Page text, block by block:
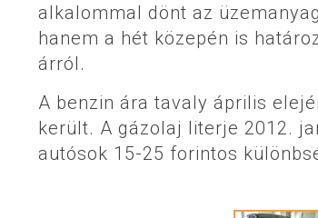
alkalommal dönt az
hanem a hét közepén is
árról.
A benzin ára tavaly április
került. A gázolaj literje 2012.
autósok 15-25 forintos